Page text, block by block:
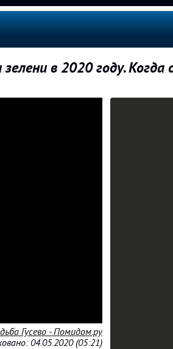
в 2020 году. Когда
Гусево - Помидом.ру
04.05.2020 (05:21)